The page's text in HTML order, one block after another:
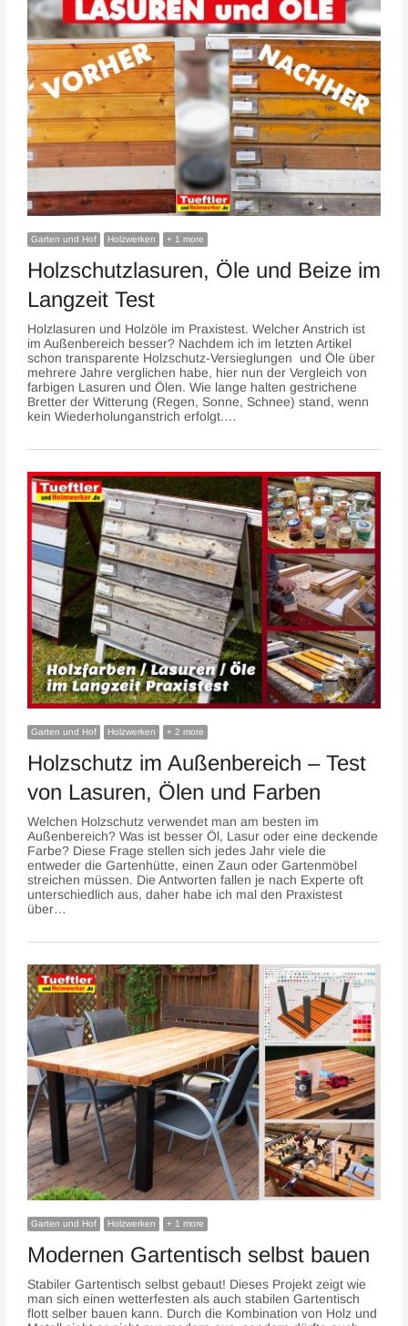
Garten und Hof Holzwerken + 1 more
Holzschutzlasuren, Öle und Beize im
Langzeit Test
Holzlasuren und Holzöle im Praxistest. Welcher Anstrich ist
im Außenbereich besser? Nachdem ich im letzten Artikel
schon transparente Holzschutz-Versieglungen und Öle über
mehrere Jahre verglichen habe, hier nun der Vergleich von
farbigen Lasuren und Ölen. Wie lange halten gestrichene
Bretter der Witterung (Regen, Sonne, Schnee) stand, wenn
kein Wiederholunganstrich erfolgt.…
Garten und Hof Holzwerken + 2 more
Holzschutz im Außenbereich – Test
von Lasuren, Ölen und Farben
Welchen Holzschutz verwendet man am besten im
Außenbereich? Was ist besser Öl, Lasur oder eine deckende
Farbe? Diese Frage stellen sich jedes Jahr viele die
entweder die Gartenhütte, einen Zaun oder Gartenmöbel
streichen müssen. Die Antworten fallen je nach Experte oft
unterschiedlich aus, daher habe ich mal den Praxistest
über…
Garten und Hof Holzwerken + 1 more
Modernen Gartentisch selbst bauen
Stabiler Gartentisch selbst gebaut! Dieses Projekt zeigt wie
man sich einen wetterfesten als auch stabilen Gartentisch
flott selber bauen kann. Durch die Kombination von Holz und